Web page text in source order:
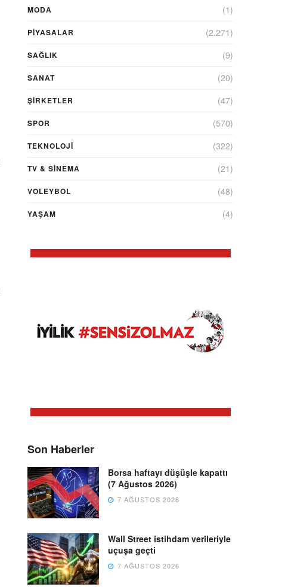
MODA (1)
PİYASALAR (2.271)
SAĞLIK (9)
SANAT (20)
ŞIRKETLER (47)
SPOR (570)
TEKNOLOJİ (322)
TV & SINEMA (21)
VOLEYBOL (48)
YAŞAM (4)
Son Haberler
Borsa haftayı düşüşle kapattı
(7 Ağustos 2026)
7 AĞUSTOS 2026
Wall Street istihdam verileriyle
uçuşa geçti
7 AĞUSTOS 2026